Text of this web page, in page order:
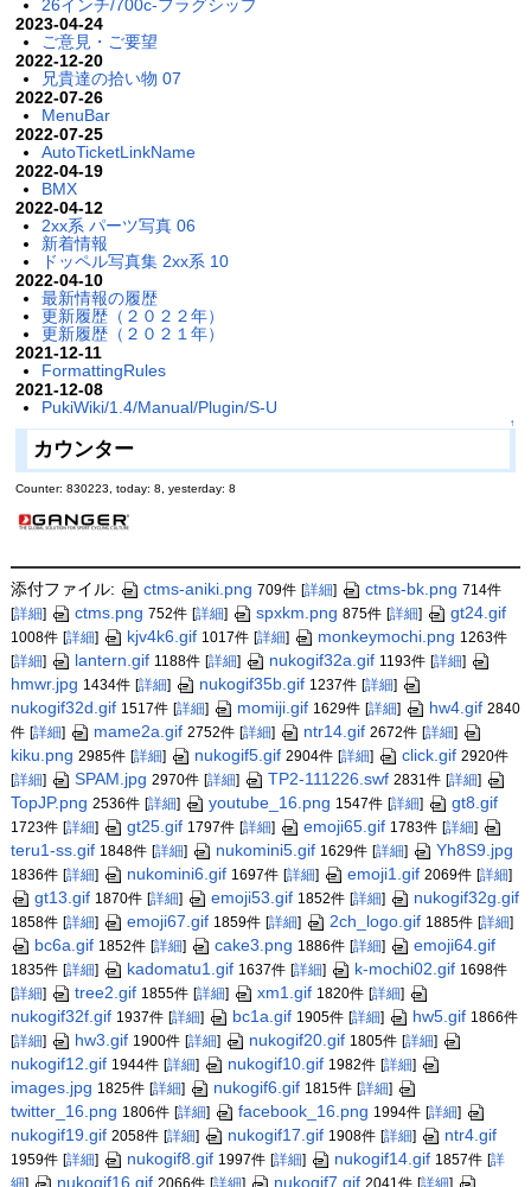
26インチ/700c-フラグシップ
2023-04-24
ご意見・ご要望
2022-12-20
兄貴達の拾い物 07
2022-07-26
MenuBar
2022-07-25
AutoTicketLinkName
2022-04-19
BMX
2022-04-12
2xx系 パーツ写真 06
新着情報
ドッペル写真集 2xx系 10
2022-04-10
最新情報の履歴
更新履歴（２０２２年）
更新履歴（２０２１年）
2021-12-11
FormattingRules
2021-12-08
PukiWiki/1.4/Manual/Plugin/S-U
↑
カウンター
Counter: 830223, today: 8, yesterday: 8
添付ファイル: ctms-aniki.png 709件 [詳細] ctms-bk.png 714件
[詳細] ctms.png 752件 [詳細] spxkm.png 875件 [詳細] gt24.gif
1008件 [詳細] kjv4k6.gif 1017件 [詳細] monkeymochi.png 1263件
[詳細] lantern.gif 1188件 [詳細] nukogif32a.gif 1193件 [詳細]
hmwr.jpg 1434件 [詳細] nukogif35b.gif 1237件 [詳細]
nukogif32d.gif 1517件 [詳細] momiji.gif 1629件 [詳細] hw4.gif 2840
件 [詳細] mame2a.gif 2752件 [詳細] ntr14.gif 2672件 [詳細]
kiku.png 2985件 [詳細] nukogif5.gif 2904件 [詳細] click.gif 2920件
[詳細] SPAM.jpg 2970件 [詳細] TP2-111226.swf 2831件 [詳細]
TopJP.png 2536件 [詳細] youtube_16.png 1547件 [詳細] gt8.gif
1723件 [詳細] gt25.gif 1797件 [詳細] emoji65.gif 1783件 [詳細]
teru1-ss.gif 1848件 [詳細] nukomini5.gif 1629件 [詳細] Yh8S9.jpg
1836件 [詳細] nukomini6.gif 1697件 [詳細] emoji1.gif 2069件 [詳細]
gt13.gif 1870件 [詳細] emoji53.gif 1852件 [詳細] nukogif32g.gif
1858件 [詳細] emoji67.gif 1859件 [詳細] 2ch_logo.gif 1885件 [詳細]
bc6a.gif 1852件 [詳細] cake3.png 1886件 [詳細] emoji64.gif
1835件 [詳細] kadomatu1.gif 1637件 [詳細] k-mochi02.gif 1698件
[詳細] tree2.gif 1855件 [詳細] xm1.gif 1820件 [詳細]
nukogif32f.gif 1937件 [詳細] bc1a.gif 1905件 [詳細] hw5.gif 1866件
[詳細] hw3.gif 1900件 [詳細] nukogif20.gif 1805件 [詳細]
nukogif12.gif 1944件 [詳細] nukogif10.gif 1982件 [詳細]
images.jpg 1825件 [詳細] nukogif6.gif 1815件 [詳細]
twitter_16.png 1806件 [詳細] facebook_16.png 1994件 [詳細]
nukogif19.gif 2058件 [詳細] nukogif17.gif 1908件 [詳細] ntr4.gif
1959件 [詳細] nukogif8.gif 1997件 [詳細] nukogif14.gif 1857件 [詳
細] nukogif16.gif 2066件 [詳細] nukogif7.gif 2041件 [詳細]